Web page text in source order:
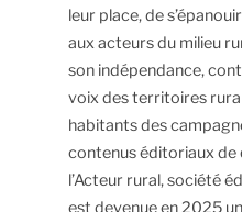
leur place, de
aux acteurs du milieu
son indépendance,
voix des territoires
habitants des
contenus éditoriaux de
l’Acteur rural, société
est devenue en 2025